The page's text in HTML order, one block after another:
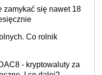
zamykać się nawet 18
Co rolnik
- kryptowaluty za